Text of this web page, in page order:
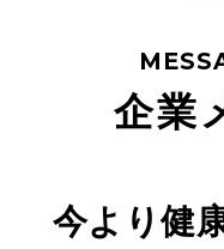
企業
今より健